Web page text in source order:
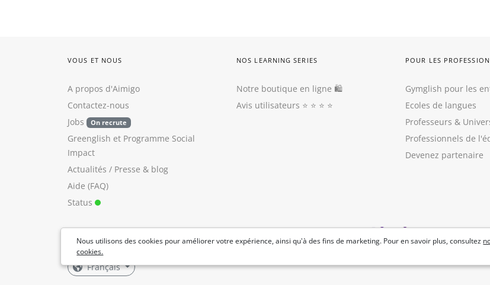
Nous utilisons des cookies pour améliorer votre expérience, ainsi qu'à des fins de marketing. Pour en savoir plus, consultez
cookies.
VOUS ET NOUS
A propos d'Aimigo
Contactez-nous
Jobs
On recrute
Greenglish et Programme Social
Impact
Actualités / Presse & blog
Aide (FAQ)
Status
NOS LEARNING SERIES
Notre boutique en ligne 🛍
Avis utilisateurs ⭐️ ⭐️ ⭐️ ⭐️
POUR LES
Gymglish pour les
Ecoles de langues
Professeurs &
Professionnels de
Devenez partenaire
Français